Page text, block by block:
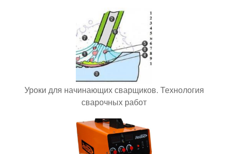
Уроки для начинающих сварщиков. Технология
сварочных работ